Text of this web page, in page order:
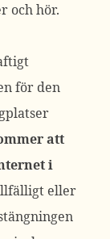
och hör.
för den
att
i
eller